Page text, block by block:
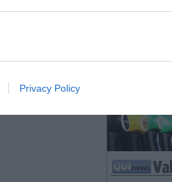
Privacy Policy